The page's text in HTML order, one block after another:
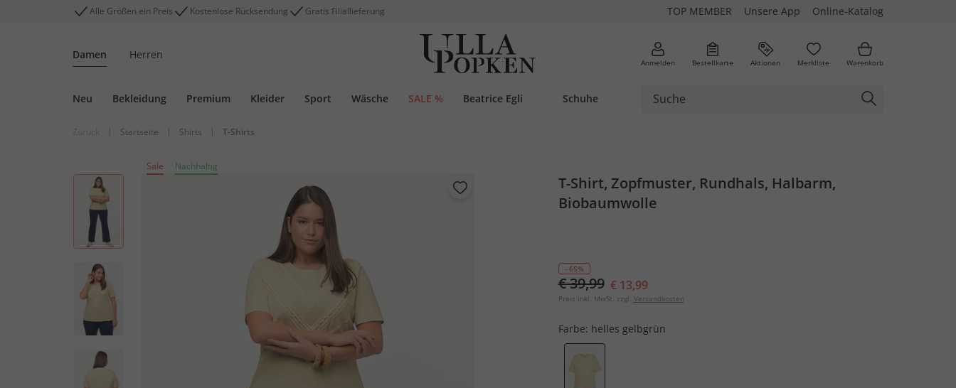
Alle Größen ein Preis Kostenlose Rücksendung Gratis Filiallieferung TOP MEMBER Unsere App Online-Katalog
Damen Herren
Anmelden Bestellkarte Aktionen Merkliste Warenkorb
Neu Bekleidung Premium Kleider Sport Wäsche SALE % Beatrice Egli Schuhe
| Startseite | Shirts | T-Shirts
Sale Nachhaltig
T-Shirt, Zopfmuster, Rundhals, Halbarm,
Biobaumwolle
- 65%
€ 39,99 € 13,99
Preis inkl. MwSt. zzgl. Versandkosten
Farbe: helles gelbgrün